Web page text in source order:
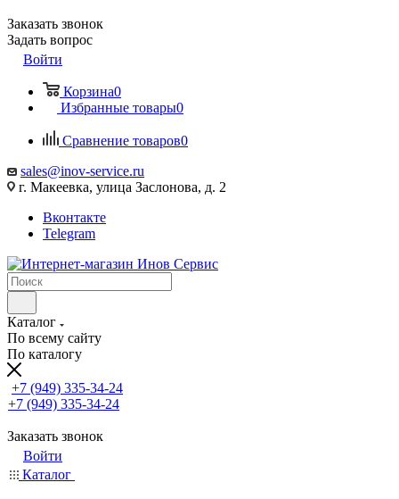
Заказать звонок
Задать вопрос
Войти
Корзина0
Избранные товары0
Сравнение товаров0
sales@inov-service.ru
г. Макеевка, улица Заслонова, д. 2
Вконтакте
Telegram
Каталог
По всему сайту
По каталогу
+7 (949) 335-34-24
+7 (949) 335-34-24
Заказать звонок
Войти
Каталог